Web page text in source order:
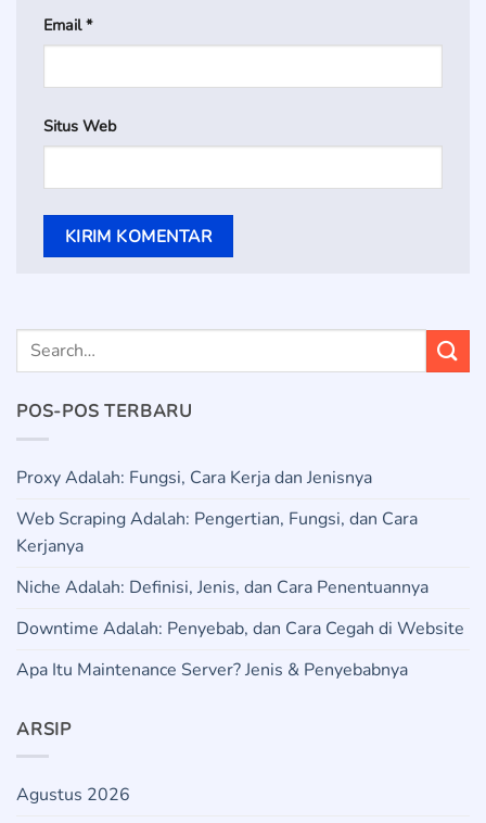
Email*
Situs Web
POS-POS TERBARU
Proxy Adalah: Fungsi, Cara Kerja dan Jenisnya
Web Scraping Adalah: Pengertian, Fungsi, dan Cara
Kerjanya
Niche Adalah: Definisi, Jenis, dan Cara Penentuannya
Downtime Adalah: Penyebab, dan Cara Cegah di Website
Apa Itu Maintenance Server? Jenis & Penyebabnya
ARSIP
Agustus 2026